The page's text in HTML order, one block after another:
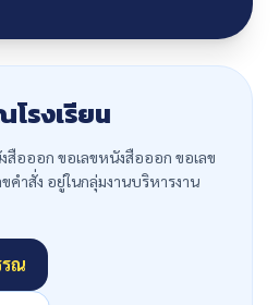
รงเรียน
สือออก ขอเลขหนังสือออก ขอเลข
คำสั่ง อยู่ในกลุ่มงานบริหารงาน
รณ